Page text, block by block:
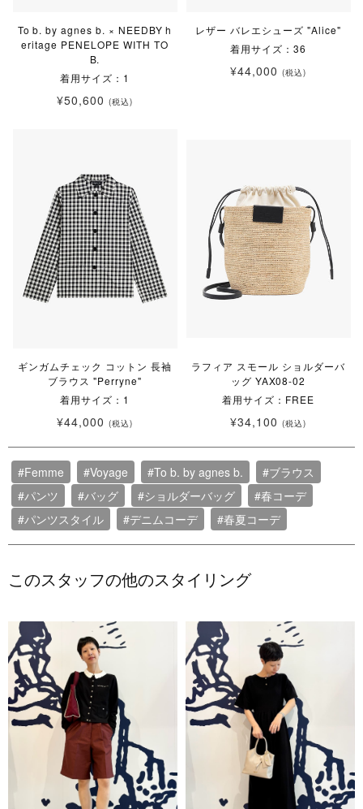
To b. by agnes b. × NEEDBY h
eritage PENELOPE WITH TO
B.
着用サイズ：1
¥50,600 (税込)
レザー バレエシューズ "Alice"
着用サイズ：36
¥44,000 (税込)
ギンガムチェック コットン 長袖
ブラウス "Perryne"
着用サイズ：1
¥44,000 (税込)
ラフィア スモール ショルダーバ
ッグ YAX08-02
着用サイズ：FREE
¥34,100 (税込)
#Femme #Voyage #To b. by agnes b.
#ブラウス
#パンツ
#バッグ #ショルダーバッグ
#春コーデ
#パンツスタイル
#デニムコーデ #春夏コーデ
このスタッフの他のスタイリング